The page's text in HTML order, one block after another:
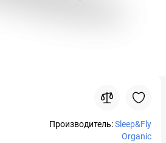
Производитель:Sleep&Fly
Organic